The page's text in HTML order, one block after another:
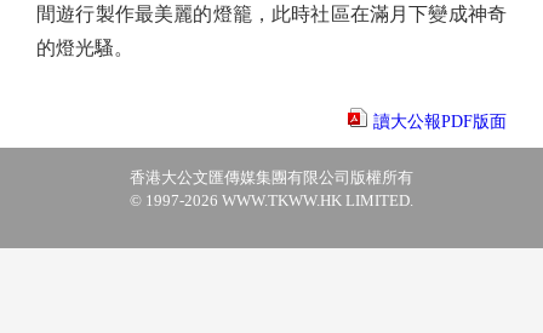
間遊行製作最美麗的燈籠，此時社區在滿月下變成神奇
的燈光騷。
讀大公報PDF版面
香港大公文匯傳媒集團有限公司版權所有
© 1997-2026 WWW.TKWW.HK LIMITED.